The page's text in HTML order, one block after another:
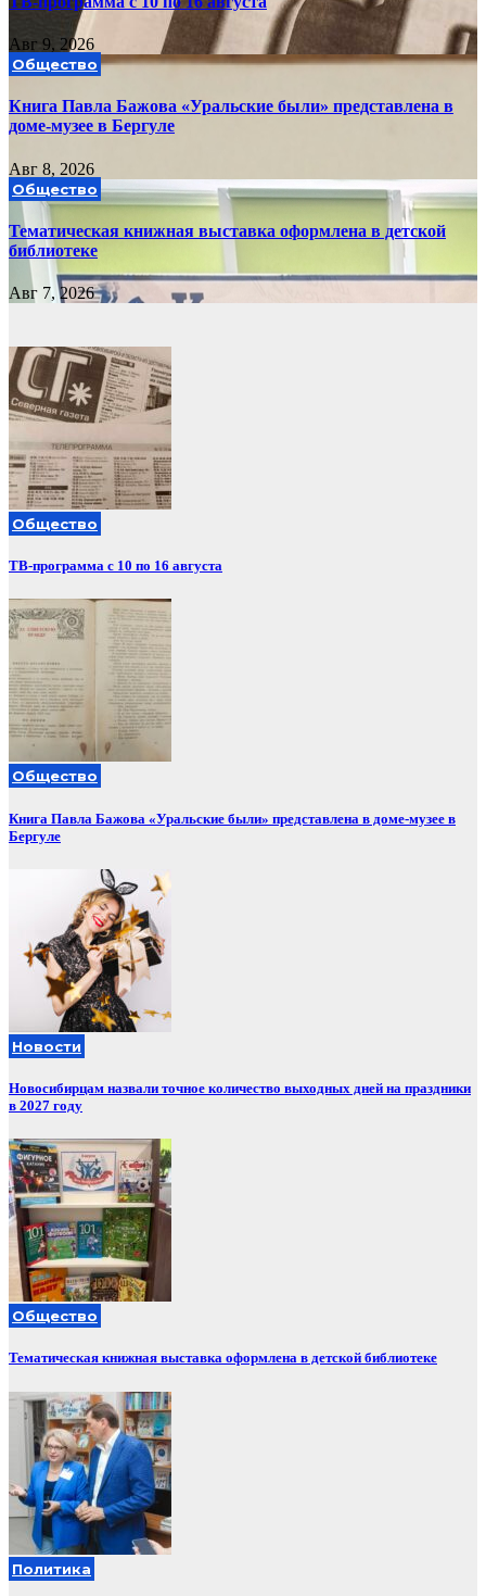
Авг 9, 2026
Общество
Книга Павла Бажова «Уральские были» представлена в
доме-музее в Бергуле
Авг 8, 2026
Общество
Тематическая книжная выставка оформлена в детской
библиотеке
Авг 7, 2026
Общество
ТВ-программа с 10 по 16 августа
Общество
Книга Павла Бажова «Уральские были» представлена в доме-музее в
Бергуле
Новости
Новосибирцам назвали точное количество выходных дней на праздники
в 2027 году
Общество
Тематическая книжная выставка оформлена в детской библиотеке
Политика